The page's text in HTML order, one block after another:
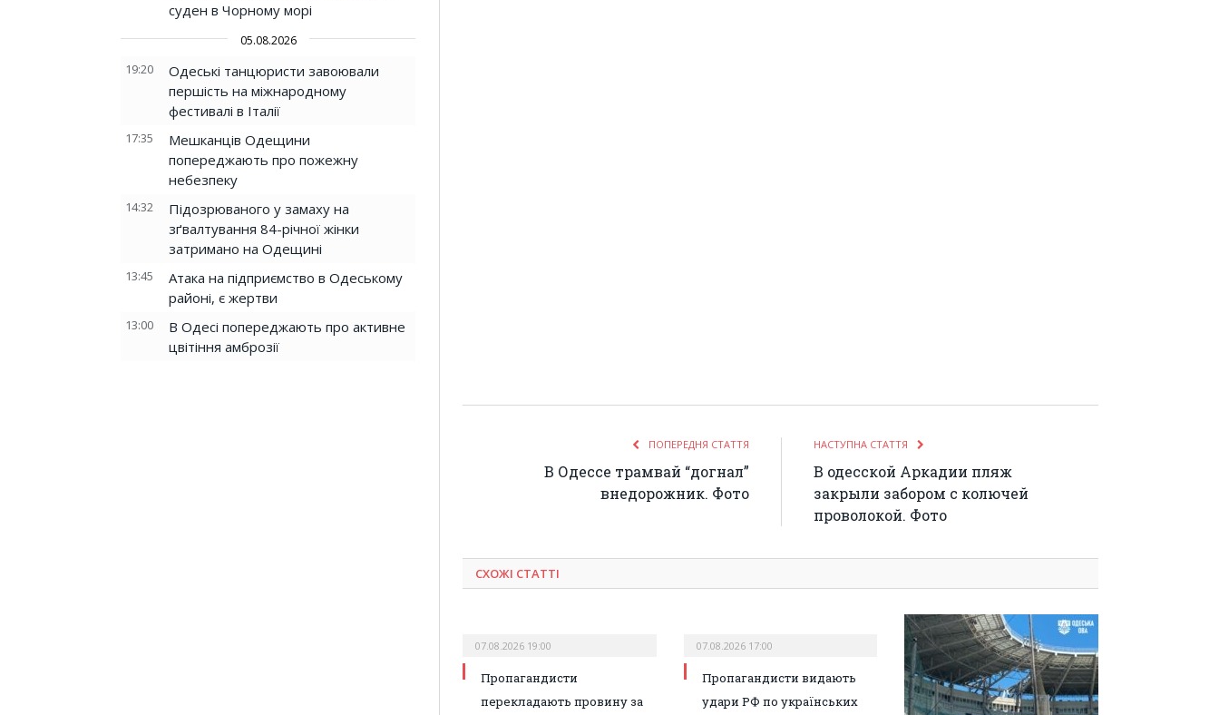
суден в Чорному морі
05.08.2026
19:20
Одеські танцюристи завоювали
першість на міжнародному
фестивалі в Італії
17:35
Мешканців Одещини
попереджають про пожежну
небезпеку
14:32
Підозрюваного у замаху на
зґвалтування 84-річної жінки
затримано на Одещині
13:45
Атака на підприємство в Одеському
районі, є жертви
13:00
В Одесі попереджають про активне
цвітіння амброзії
ПОПЕРЕДНЯ СТАТТЯ
В Одессе трамвай “догнал”
внедорожник. Фото
НАСТУПНА СТАТТЯ
В одесской Аркадии пляж
закрыли забором с колючей
проволокой. Фото
СХОЖІ СТАТТІ
07.08.2026 19:00
Пропагандисти
перекладають провину за
07.08.2026 17:00
Пропагандисти видають
удари РФ по українських